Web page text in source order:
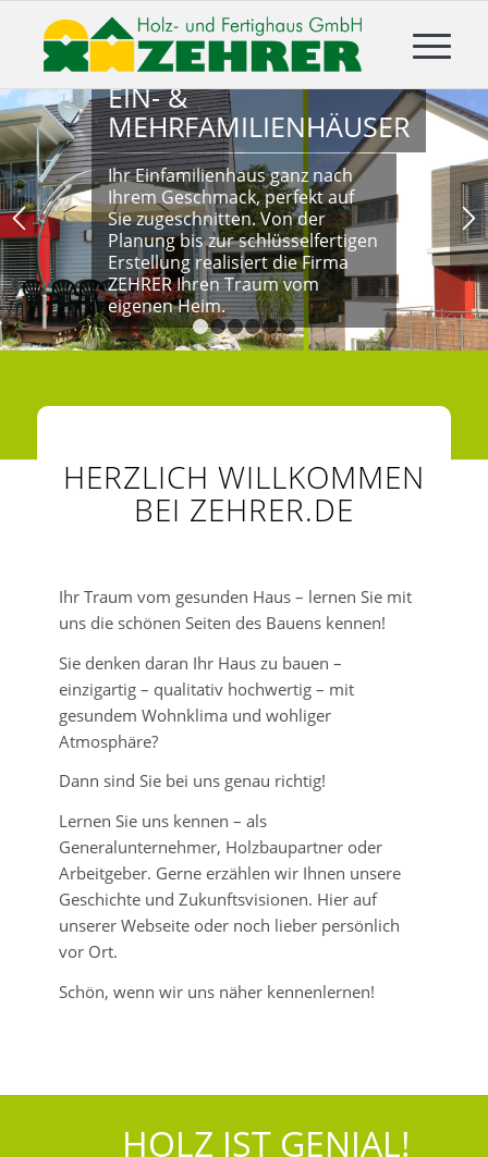
EIN- &
MEHRFAMILIENHÄUSER
Ihr Einfamilienhaus ganz nach
Ihrem Geschmack, perfekt auf
Sie zugeschnitten. Von der
Planung bis zur schlüsselfertigen
Erstellung realisiert die Firma
ZEHRER Ihren Traum vom
eigenen Heim.
1 2 3 4 5 6
HERZLICH WILLKOMMEN
BEI ZEHRER.DE
Ihr Traum vom gesunden Haus – lernen Sie mit
uns die schönen Seiten des Bauens kennen!
Sie denken daran Ihr Haus zu bauen –
einzigartig – qualitativ hochwertig – mit
gesundem Wohnklima und wohliger
Atmosphäre?
Dann sind Sie bei uns genau richtig!
Lernen Sie uns kennen – als
Generalunternehmer, Holzbaupartner oder
Arbeitgeber. Gerne erzählen wir Ihnen unsere
Geschichte und Zukunftsvisionen. Hier auf
unserer Webseite oder noch lieber persönlich
vor Ort.
Schön, wenn wir uns näher kennenlernen!
HOLZ IST GENIAL!